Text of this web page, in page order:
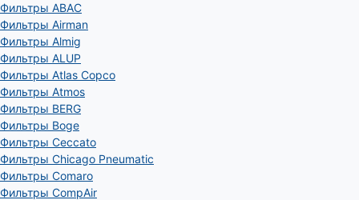
Фильтры ABAC
Фильтры Airman
Фильтры Almig
Фильтры ALUP
Фильтры Atlas Copco
Фильтры Atmos
Фильтры BERG
Фильтры Boge
Фильтры Ceccato
Фильтры Chicago Pneumatic
Фильтры Comaro
Фильтры CompAir